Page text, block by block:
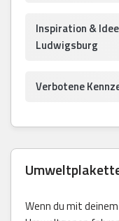
Inspiration &
Ludwigsburg
Verbotene
Wenn du mit